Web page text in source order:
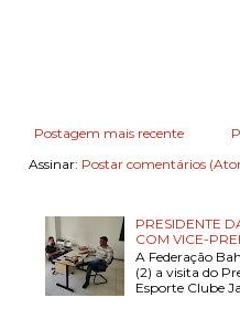
Postagem mais recente
Assinar: Postar comentários
PRESIDENTE
COM VICE-
A Federação
(2) a visita do
Esporte Clube